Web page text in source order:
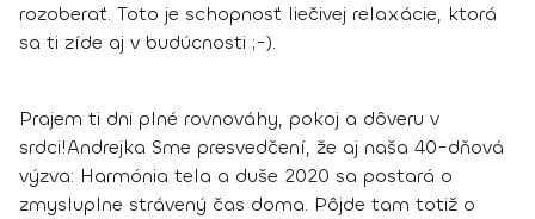
rozoberať. Toto je schopnosť liečivej relaxácie, ktorá
sa ti zíde aj v budúcnosti ;-).
Prajem ti dni plné rovnováhy, pokoj a dôveru v
srdci!Andrejka Sme presvedčení, že aj naša 40-dňová
výzva: Harmónia tela a duše 2020 sa postará o
zmysluplne strávený čas doma. Pôjde tam totiž o